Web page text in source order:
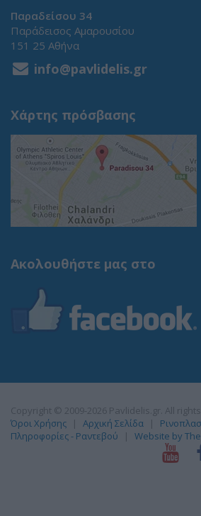
Παραδείσου 34
Παράδεισος Αμαρουσίου
151 25 Αθήνα
info@pavlidelis.gr
Χάρτης πρόσβασης
Ακολουθήστε μας στο
Copyright © 2009-2026 Pavlidelis.gr. All
Όροι Χρήσης
Αρχική Σελίδα
Πληροφορίες - Ραντεβού
Website by